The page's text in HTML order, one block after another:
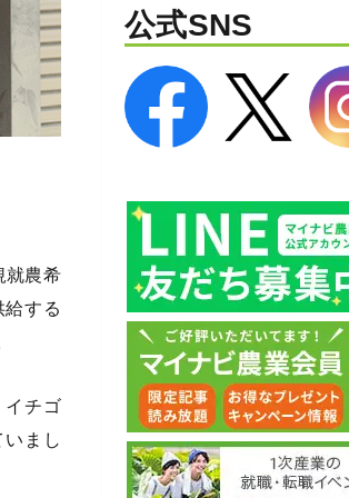
就農希
する
イチゴ
まし
公式SNS